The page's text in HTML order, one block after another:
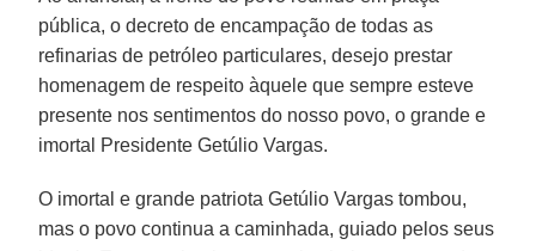
pública, o decreto de encampação de todas as
refinarias de petróleo particulares, desejo prestar
homenagem de respeito àquele que sempre esteve
presente nos sentimentos do nosso povo, o grande e
imortal Presidente Getúlio Vargas.
O imortal e grande patriota Getúlio Vargas tombou,
mas o povo continua a caminhada, guiado pelos seus